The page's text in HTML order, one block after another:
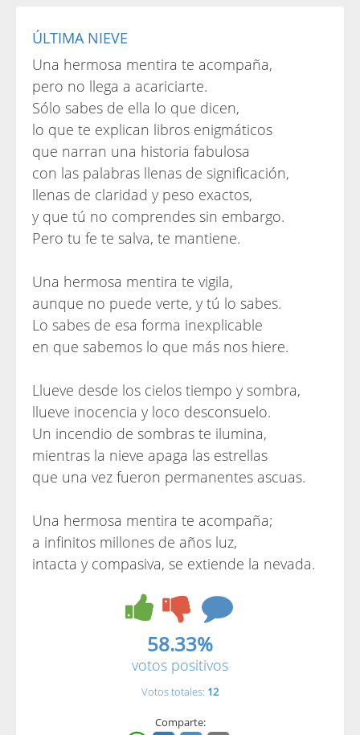
ÚLTIMA NIEVE
Una hermosa mentira te acompaña,
pero no llega a acariciarte.
Sólo sabes de ella lo que dicen,
lo que te explican libros enigmáticos
que narran una historia fabulosa
con las palabras llenas de significación,
llenas de claridad y peso exactos,
y que tú no comprendes sin embargo.
Pero tu fe te salva, te mantiene.
Una hermosa mentira te vigila,
aunque no puede verte, y tú lo sabes.
Lo sabes de esa forma inexplicable
en que sabemos lo que más nos hiere.
Llueve desde los cielos tiempo y sombra,
llueve inocencia y loco desconsuelo.
Un incendio de sombras te ilumina,
mientras la nieve apaga las estrellas
que una vez fueron permanentes ascuas.
Una hermosa mentira te acompaña;
a infinitos millones de años luz,
intacta y compasiva, se extiende la nevada.
58.33%
votos positivos
Votos totales: 12
Comparte: